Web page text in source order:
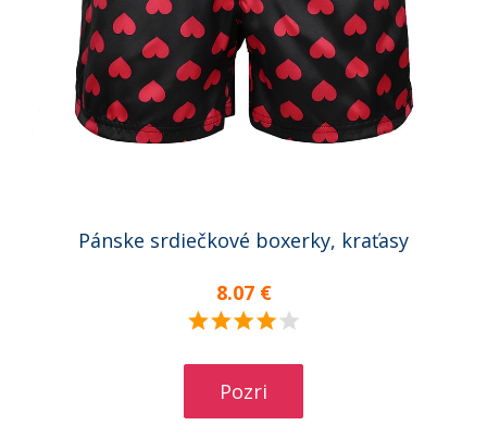
Pánske srdiečkové boxerky, kraťasy
8.07 €
Pozri